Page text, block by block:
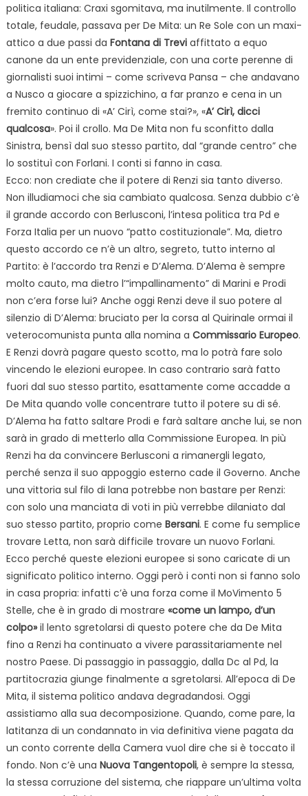
politica italiana: Craxi sgomitava, ma inutilmente. Il controllo
totale, feudale, passava per De Mita: un Re Sole con un maxi-
attico a due passi da Fontana di Treviaffittato a equo
canone da un ente previdenziale, con una corte perenne di
giornalisti suoi intimi – come scriveva Pansa – che andavano
a Nusco a giocare a spizzichino, a far pranzo e cena in un
fremito continuo di «A’ Cirì, come stai?», «A’ Cirì, dicci
qualcosa». Poi il crollo. Ma De Mita non fu sconfitto dalla
Sinistra, bensì dal suo stesso partito, dal “grande centro” che
lo sostituì con Forlani. I conti si fanno in casa.
Ecco: non crediate che il potere di Renzi sia tanto diverso.
Non illudiamoci che sia cambiato qualcosa. Senza dubbio c’è
il grande accordo con Berlusconi, l’intesa politica tra Pd e
Forza Italia per un nuovo “patto costituzionale”. Ma, dietro
questo accordo ce n’è un altro, segreto, tutto interno al
Partito: è l’accordo tra Renzi e D’Alema. D’Alema è sempre
molto cauto, ma dietro l’“impallinamento” di Marini e Prodi
non c’era forse lui? Anche oggi Renzi deve il suo potere al
silenzio di D’Alema: bruciato per la corsa al Quirinale ormai il
veterocomunista punta alla nomina a Commissario Europeo.
E Renzi dovrà pagare questo scotto, ma lo potrà fare solo
vincendo le elezioni europee. In caso contrario sarà fatto
fuori dal suo stesso partito, esattamente come accadde a
De Mita quando volle concentrare tutto il potere su di sé.
D’Alema ha fatto saltare Prodi e farà saltare anche lui, se non
sarà in grado di metterlo alla Commissione Europea. In più
Renzi ha da convincere Berlusconi a rimanergli legato,
perché senza il suo appoggio esterno cade il Governo. Anche
una vittoria sul filo di lana potrebbe non bastare per Renzi:
con solo una manciata di voti in più verrebbe dilaniato dal
suo stesso partito, proprio come Bersani. E come fu semplice
trovare Letta, non sarà difficile trovare un nuovo Forlani.
Ecco perché queste elezioni europee si sono caricate di un
significato politico interno. Oggi però i conti non si fanno solo
in casa propria: infatti c’è una forza come il MoVimento 5
Stelle, che è in grado di mostrare «come un lampo, d’un
colpo»il lento sgretolarsi di questo potere che da De Mita
fino a Renzi ha continuato a vivere parassitariamente nel
nostro Paese. Di passaggio in passaggio, dalla Dc al Pd, la
partitocrazia giunge finalmente a sgretolarsi. All’epoca di De
Mita, il sistema politico andava degradandosi. Oggi
assistiamo alla sua decomposizione. Quando, come pare, la
latitanza di un condannato in via definitiva viene pagata da
un conto corrente della Camera vuol dire che si è toccato il
fondo. Non c’è una Nuova Tangentopoli, è sempre la stessa,
la stessa corruzione del sistema, che riappare un’ultima volta